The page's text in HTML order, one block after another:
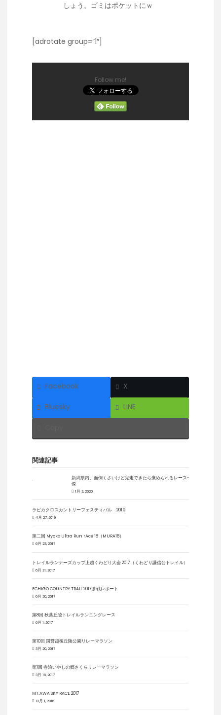
しょう。ゴミはポケットにｗ
[adrotate group=”1″]
Follow me!
Facebook X
Bluesky LINE
関連記事
新潟県内、面倒くさいけど完走できたら褒められるレース十
傑
1月 2, 2020
ラピカクロスカントリーフェスティバル 2019
4月 27, 2019
第二回 Myoko Ultra Run rAce 18（MURA18）
6月 23, 2017
トレイルランナーズカップ上越くわどり大会 2017（くわどり謙信公トレイル）
6月 21, 2017
ECHIGO COUNTRY TRAIL 2017参戦レポート
6月 20, 2017
第8回 秋葉丘陵トレイルランニングレース
6月 1, 2017
第10回 国営越後丘陵公園リレーマラソン
3月 20, 2017
第1回 寺泊いやしの郷さくらリレーマラソン
3月 16, 2017
MT.AWA SKY RACE 2017
12月 1, 2016